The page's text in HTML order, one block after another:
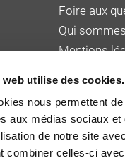
web utilise des cookies.
nous permettent
aux médias sociaux
de notre site
combiner celles-ci
Foire aux
Qui
Mentions
Tarifs et
Devenir